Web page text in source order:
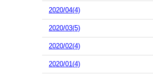
2020/04(4)
2020/03(5)
2020/02(4)
2020/01(4)